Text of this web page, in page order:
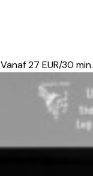
Vanaf 27 EUR/30 min.